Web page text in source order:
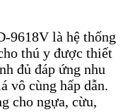
9618V là hệ thống
thú y được thiết
đủ đáp ứng nhu
vô cùng hấp dẫn.
cho ngựa, cừu,